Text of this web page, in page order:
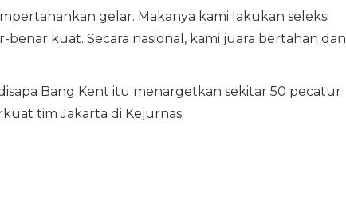
gelar. Makanya kami lakukan seleksi
kuat. Secara nasional, kami juara bertahan dan
Bang Kent itu menargetkan sekitar 50 pecatur
tim Jakarta di Kejurnas.